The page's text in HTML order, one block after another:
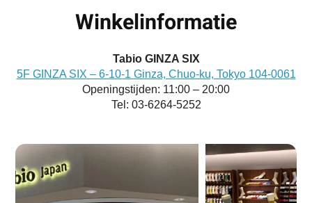
Winkelinformatie
Tabio GINZA SIX
5F GINZA SIX – 6-10-1 Ginza, Chuo-ku, Tokyo 104-0061
Openingstijden: 11:00 – 20:00
Tel: 03-6264-5252